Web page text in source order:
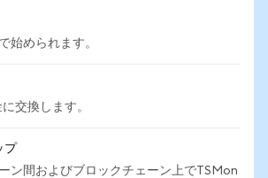
始められます。
交換します。
プ
ン間およびブロックチェーン上でTSMon